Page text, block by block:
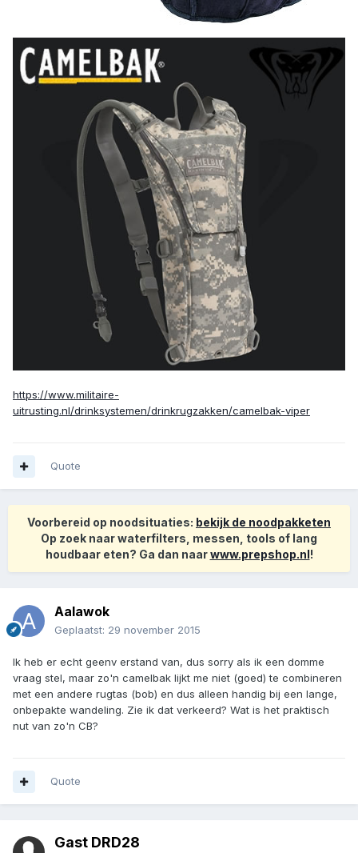
https://www.militaire-
uitrusting.nl/drinksystemen/drinkrugzakken/camelbak-viper
Quote
Voorbereid op noodsituaties: bekijk de noodpakketen
Op zoek naar waterfilters, messen, tools of lang
houdbaar eten? Ga dan naarwww.prepshop.nl!
Aalawok
Geplaatst: 29 november 2015
Ik heb er echt geenv erstand van, dus sorry als ik een domme
vraag stel, maar zo'n camelbak lijkt me niet (goed) te combineren
met een andere rugtas (bob) en dus alleen handig bij een lange,
onbepakte wandeling. Zie ik dat verkeerd? Wat is het praktisch
nut van zo'n CB?
Quote
Gast DRD28